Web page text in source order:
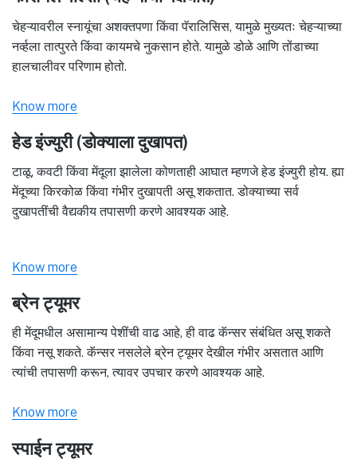
चेहऱ्यावरील स्नायूंचा अशक्तपणा किंवा पॅरालिसिस, यामुळे मुख्यतः चेहऱ्याच्या
नर्व्हला तात्पुरते किंवा कायमचे नुकसान होते. यामुळे डोळे आणि तोंडाच्या
हालचालीवर परिणाम होतो.
Know more
हेड इंज्युरी (डोक्याला दुखापत)
टाळू, कवटी किंवा मेंदूला झालेला कोणताही आघात म्हणजे हेड इंज्युरी होय. ह्या
मेंदूच्या किरकोळ किंवा गंभीर दुखापती असू शकतात. डोक्याच्या सर्व
दुखापतींची वैद्यकीय तपासणी करणे आवश्यक आहे.
Know more
ब्रेन ट्यूमर
ही मेंदूमधील असामान्य पेशींची वाढ आहे, ही वाढ कॅन्सर संबंधित असू शकते
किंवा नसू शकते. कॅन्सर नसलेले ब्रेन ट्यूमर देखील गंभीर असतात आणि
त्यांची तपासणी करून, त्यावर उपचार करणे आवश्यक आहे.
Know more
स्पाईन ट्यूमर